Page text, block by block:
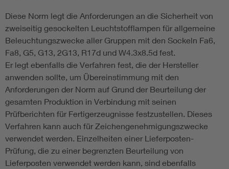
Cybersecurity in der Industrieautomatisierung
DIN VDE 0100 für sichere Elektroinstallationen
Elektrofachkraft (EFK)
Diese Norm legt die Anforderungen an die Sicherheit von
zweiseitig gesockelten Leuchtstofflampen für allgemeine
Beleuchtungszwecke aller Gruppen mit den Sockeln Fa6,
Fa8, G5, G13, 2G13, R17d und W4.3x8.5d fest.
Er legt ebenfalls die Verfahren fest, die der Hersteller
anwenden sollte, um Übereinstimmung mit den
Anforderungen der Norm auf Grund der Beurteilung der
gesamten Produktion in Verbindung mit seinen
Prüfberichten für Fertigerzeugnisse festzustellen. Dieses
Verfahren kann auch für Zeichengenehmigungszwecke
verwendet werden. Einzelheiten einer Lieferposten-
Prüfung, die zu einer begrenzten Beurteilung von
Lieferposten verwendet werden kann, sind ebenfalls